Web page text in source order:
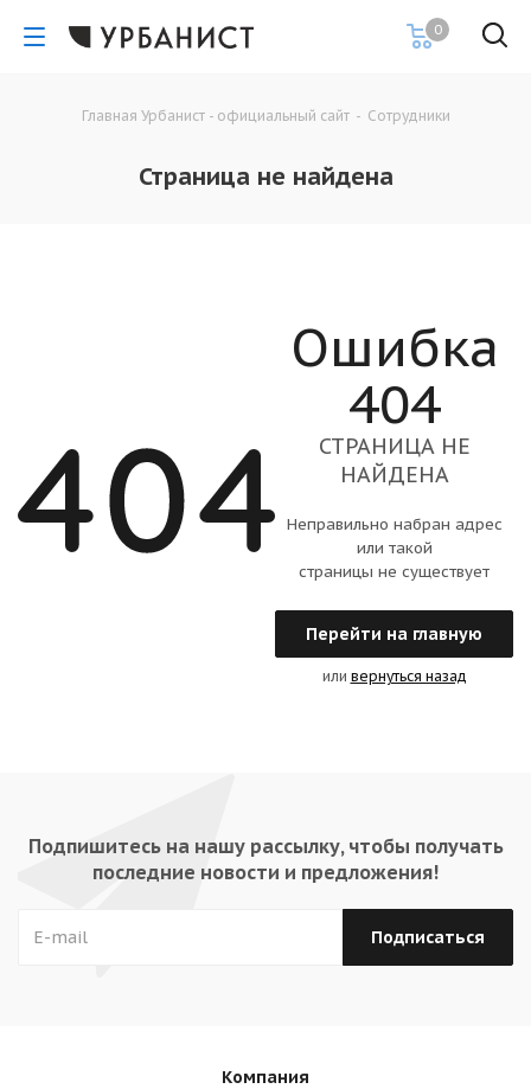
0
Главная Урбанист - официальный сайт - Сотрудники
Страница не найдена
Ошибка
404
СТРАНИЦА НЕ
НАЙДЕНА
Неправильно набран адрес
или такой
страницы не существует
Перейти на главную
или вернуться назад
Подпишитесь на нашу рассылку, чтобы получать
последние новости и предложения!
Компания